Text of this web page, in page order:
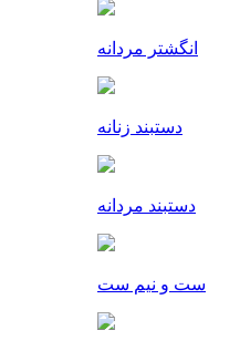
انگشتر مردانه
دستبند زنانه
دستبند مردانه
ست و نیم ست